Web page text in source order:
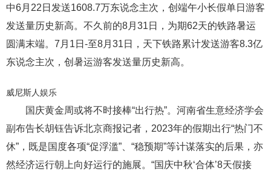
中6月22日发送1608.7万东说念主次，创端午小长假单日游客
发送量历史新高。不久前的8月31日，为期62天的铁路暑运
圆满末端。7月1日-至8月31日，天下铁路累计发送游客8.3亿
东说念主次，创暑运游客发送量历史新高。
威尼斯人娱乐
国庆黄金周或将不时接棒“出行热”。河南省生意经济学会
副布告长胡钰告诉北京商报记者，2023年的假期出行“热门不
休”，既是国度各项“促浮滥”、“稳预期”等计谋落实的后果，亦
然经济运行朝上向好运行的施展。“国庆中秋‘合体’8天假接